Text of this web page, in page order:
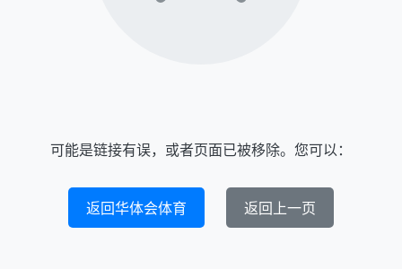
可能是链接有误，或者页面已被移除。您可以：
返回华体会体育 返回上一页